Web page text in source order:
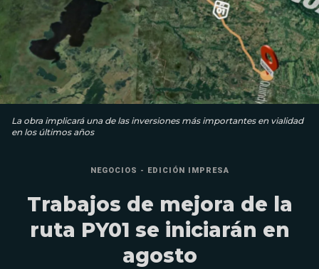
La obra implicará una de las inversiones más importantes en vialidad
en los últimos años
NEGOCIOS - EDICIÓN IMPRESA
Trabajos de mejora de la
ruta PY01 se iniciarán en
agosto